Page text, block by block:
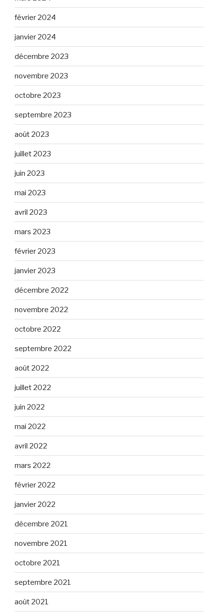
février 2024
janvier 2024
décembre 2023
novembre 2023
octobre 2023
septembre 2023
août 2023
juillet 2023
juin 2023
mai 2023
avril 2023
mars 2023
février 2023
janvier 2023
décembre 2022
novembre 2022
octobre 2022
septembre 2022
août 2022
juillet 2022
juin 2022
mai 2022
avril 2022
mars 2022
février 2022
janvier 2022
décembre 2021
novembre 2021
octobre 2021
septembre 2021
août 2021